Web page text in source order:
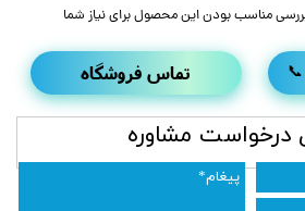
مناسب بودن این محصول برای نیاز شما
تماس فروشگاه
درخواست مشاوره